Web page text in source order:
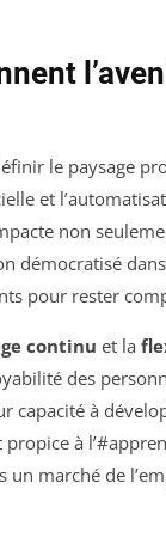
le paysage
et
non
démocratisé
pour rester
continu et la
des
capacité à
à
marché de